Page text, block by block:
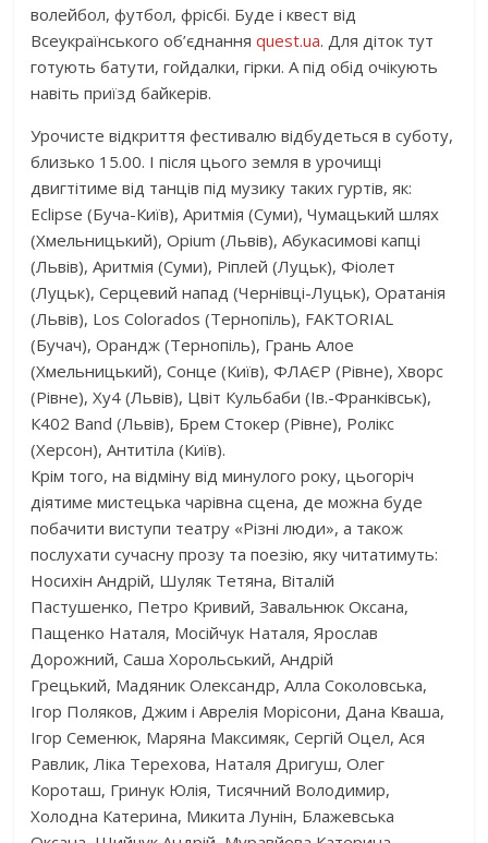
волейбол, футбол, фрісбі. Буде і квест від
Всеукраїнського об’єднанняquest.ua. Для діток тут
готують батути, гойдалки, гірки. А під обід очікують
навіть приїзд байкерів.
Урочисте відкриття фестивалю відбудеться в суботу,
близько 15.00. І після цього земля в урочищі
двигтітиме від танців під музику таких гуртів, як:
Eclipse (Буча-Київ), Аритмія (Суми), Чумацький шлях
(Хмельницький), Opium (Львів), Абукасимові капці
(Львів), Аритмія (Суми), Ріплей (Луцьк), Фіолет
(Луцьк), Серцевий напад (Чернівці-Луцьк), Оратанія
(Львів), Los Colorados (Тернопіль), FAKTORIAL
(Бучач), Орандж (Тернопіль), Грань Алое
(Хмельницький), Сонце (Київ), ФЛАЄР (Рівне), Хворс
(Рівне), Ху4 (Львів), Цвіт Кульбаби (Ів.-Франківськ),
К402 Band (Львів), Брем Стокер (Рівне), Ролікс
(Херсон), Антитіла (Київ).
Крім того, на відміну від минулого року, цьогоріч
діятиме мистецька чарівна сцена, де можна буде
побачити виступи театру «Різні люди», а також
послухати сучасну прозу та поезію, яку читатимуть:
Носихін Андрій, Шуляк Тетяна, Віталій
Пастушенко, Петро Кривий, Завальнюк Оксана,
Пащенко Наталя, Мосійчук Наталя, Ярослав
Дорожний, Саша Хорольський, Андрій
Грецький, Мадяник Олександр, Алла Соколовська,
Ігор Поляков, Джим і Аврелія Морісони, Дана Кваша,
Ігор Семенюк, Маряна Максимяк, Сергій Оцел, Ася
Равлик, Ліка Терехова, Наталя Дригуш, Олег
Короташ, Гринук Юлія, Тисячний Володимир,
Холодна Катерина, Микита Лунін, Блажевська